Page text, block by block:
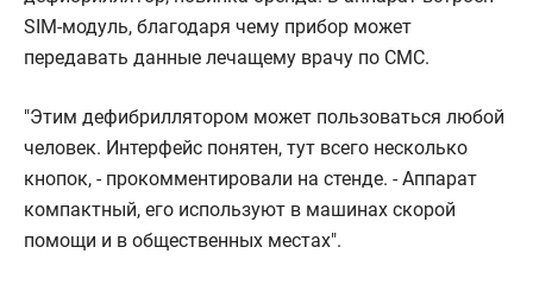
SIM-модуль, благодаря чему прибор может
передавать данные лечащему врачу по СМС.
"Этим дефибриллятором может пользоваться любой
человек. Интерфейс понятен, тут всего несколько
кнопок, - прокомментировали на стенде. - Аппарат
компактный, его используют в машинах скорой
помощи и в общественных местах".